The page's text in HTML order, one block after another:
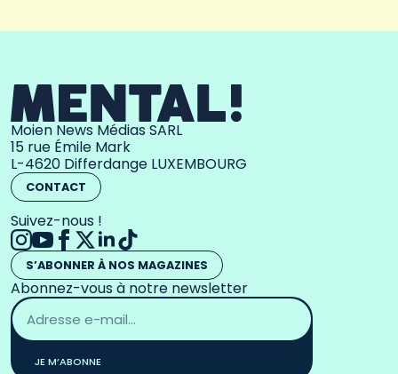
Moien News Médias SARL
15 rue Émile Mark
L-4620 Differdange LUXEMBOURG
CONTACT
Suivez-nous !
S’ABONNER À NOS MAGAZINES
Abonnez-vous à notre newsletter
Adresse
email
*
JE M’ABONNE